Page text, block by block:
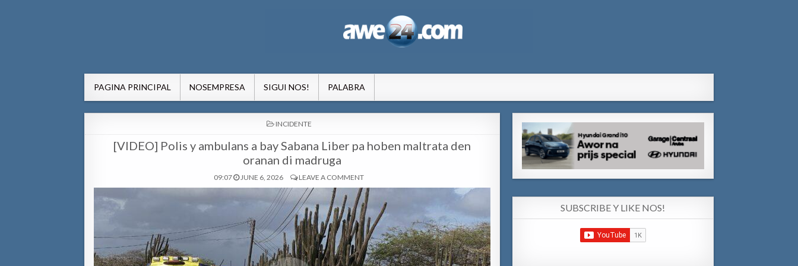
PAGINA PRINCIPAL NOSEMPRESA SIGUI NOS! PALABRA
POSTED
IN
INCIDENTE
[VIDEO] Polis y ambulans a bay Sabana Liber pa hoben maltrata den
oranan di madruga
09:07 JUNE 6, 2026 LEAVE A COMMENT
SUBSCRIBE Y LIKE NOS!